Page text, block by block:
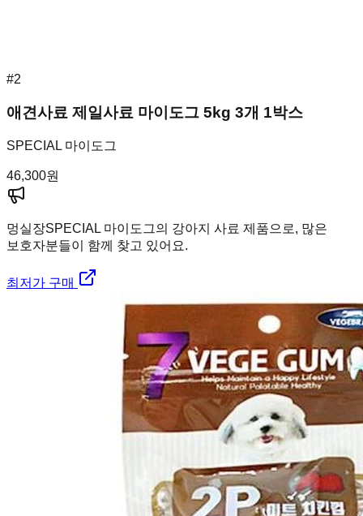
#2
애견사료 제일사료 마이도그 5kg 3개 1박스
SPECIAL 마이도그
46,300원
멍실장SPECIAL 마이도그의 강아지 사료 제품으로, 많은
보호자분들이 함께 찾고 있어요.
최저가 구매